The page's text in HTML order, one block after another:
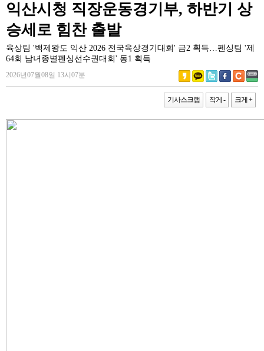
익산시청 직장운동경기부, 하반기 상
승세로 힘찬 출발
육상팀 '백제왕도 익산 2026 전국육상경기대회' 금2 획득…펜싱팀 '제
64회 남녀종별펜싱선수권대회' 동1 획득
2026년07월08일 13시07분
기사스크랩 작게 - 크게 +